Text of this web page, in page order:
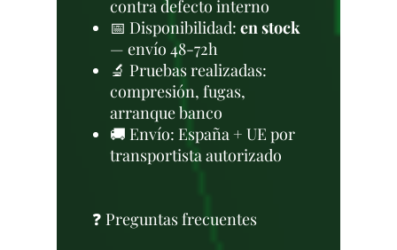
contra defecto interno
📅 Disponibilidad: en stock
— envío 48-72h
🔬 Pruebas realizadas:
compresión, fugas,
arranque banco
🚚 Envío: España + UE por
transportista autorizado
❓ Preguntas frecuentes